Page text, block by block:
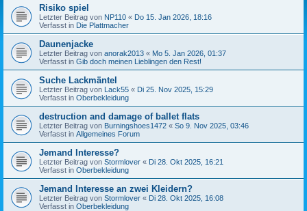
Risiko spiel
Letzter Beitrag von NP110 « Do 15. Jan 2026, 18:16
Verfasst in Die Plattmacher
Daunenjacke
Letzter Beitrag von anorak2013 « Mo 5. Jan 2026, 01:37
Verfasst in Gib doch meinen Lieblingen den Rest!
Suche Lackmäntel
Letzter Beitrag von Lack55 « Di 25. Nov 2025, 15:29
Verfasst in Oberbekleidung
destruction and damage of ballet flats
Letzter Beitrag von Burningshoes1472 « So 9. Nov 2025, 03:46
Verfasst in Allgemeines Forum
Jemand Interesse?
Letzter Beitrag von Stormlover « Di 28. Okt 2025, 16:21
Verfasst in Oberbekleidung
Jemand Interesse an zwei Kleidern?
Letzter Beitrag von Stormlover « Di 28. Okt 2025, 16:08
Verfasst in Oberbekleidung